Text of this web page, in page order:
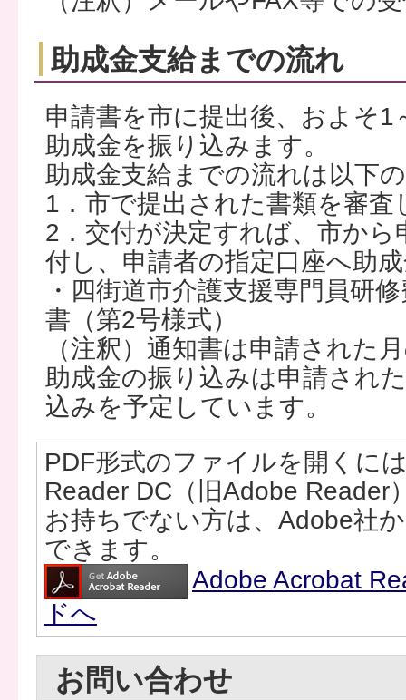
助成金支給までの流れ
申請書を市に提出後、およそ1
助成金を振り込みます。
助成金支給までの流れは以下
1．市で提出された書類を審査
2．交付が決定すれば、市か
付し、申請者の指定口座へ助
・四街道市介護支援専門員研
書（第2号様式）
（注釈）通知書は申請された
助成金の振り込みは申請され
込みを予定しています。
PDF形式のファイルを開くに
Reader DC（旧Adobe Reader
お持ちでない方は、Adobe社
できます。
Adobe Acrobat
ドへ
お問い合わせ